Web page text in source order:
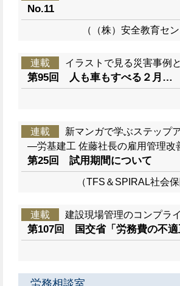
No.11
（（株）安全教育
連載 イラストで見る災害事例
第95回 人も車もすべる２月…
連載
新マンガで学ぶステップ
―労基建工 佐藤社長の雇用管理
第25回 試用期間について
（TFS＆SPIRAL社
連載 建設現場管理のコンプラ
第107回 国交省「労務費の不適
労務相談室